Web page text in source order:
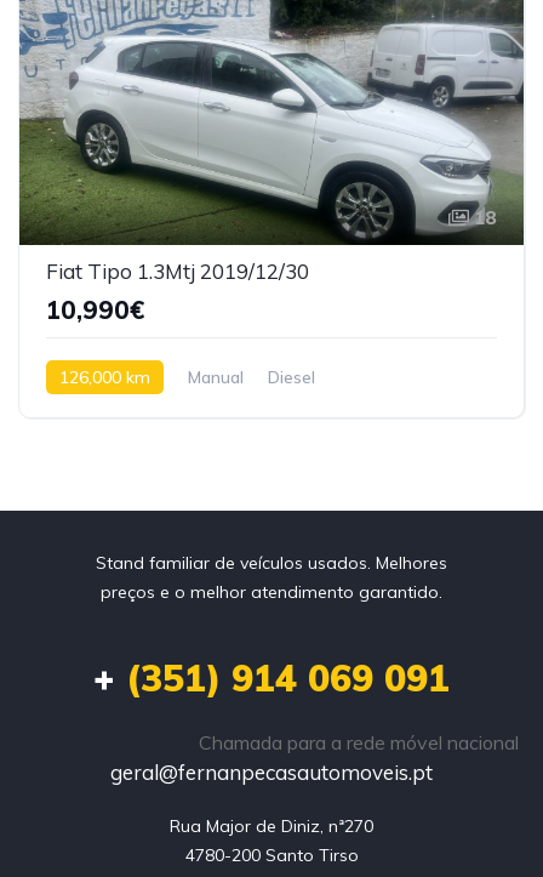
18
Fiat Tipo 1.3Mtj 2019/12/30
10,990€
126,000 km Manual Diesel
Stand familiar de veículos usados. Melhores
preços e o melhor atendimento garantido.
+ (351) 914 069 091
Chamada para a rede móvel nacional
geral@fernanpecasautomoveis.pt
Rua Major de Diniz, nª270
4780-200 Santo Tirso